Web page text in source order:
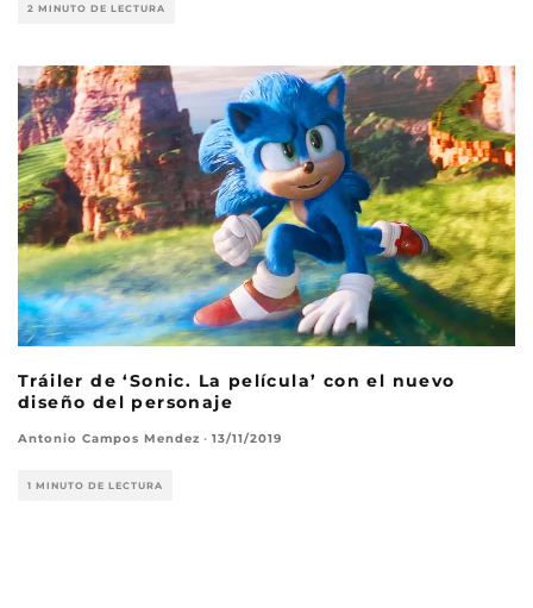
2 MINUTO DE LECTURA
Tráiler de ‘Sonic. La película’ con el nuevo
diseño del personaje
Antonio Campos Mendez · 13/11/2019
1 MINUTO DE LECTURA